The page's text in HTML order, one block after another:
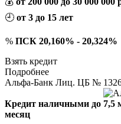
🕘 от 3 до 15 лет
% ПСК 20,160% - 20,324%
Взять кредит
Подробнее
Альфа-Банк Лиц. ЦБ №
Кредит наличными до 7,5
месяц